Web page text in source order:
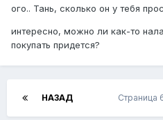
ого.. Тань, сколько он у тебя
интересно, можно ли как-то
покупать придется?
НАЗАД Страница